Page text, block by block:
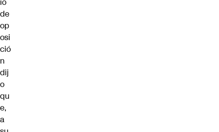
de
op
osi
ció
n
dij
o
qu
e,
a